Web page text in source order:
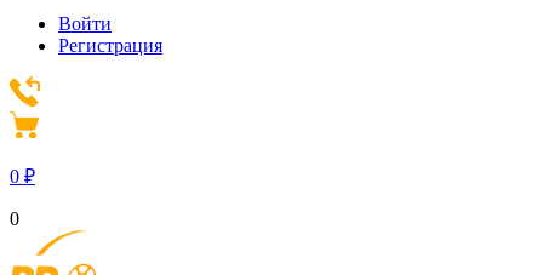
Войти
Регистрация
0 ₽
0